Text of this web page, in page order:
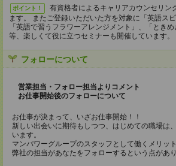
ポイント！
有資格者によるキャリアカウンセリン
ます。 またご登録いただいた方を対象に「英語ス
「英語で習うフラワーアレンジメント」、「ときめ
等、楽しくて役に立つセミナーも開催しています。
フォローについて
営業担当・フォロー担当よりコメント
お仕事開始後のフォローについて
お仕事が決まって、いざお仕事開始！！
新しい出会いに期待もしつつ、はじめての職場は
います。
マンパワーグループのスタッフとして働くメリット
弊社の担当があなたをフォローするという点があり